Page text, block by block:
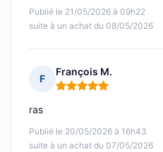
Publié le 21/05/2026 à 09h22
suite à un achat du 08/05/2026
F
François M.
Note : 5 sur 5
Publié le 20/05/2026 à 16h43
suite à un achat du 07/05/2026
ras